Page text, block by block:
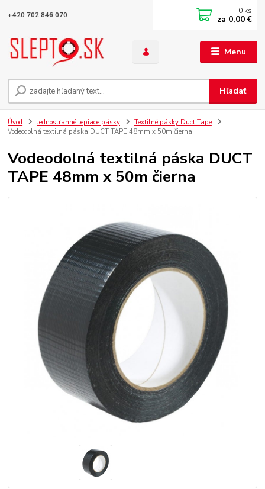
Menu
Hľadať
+420 702 846 070 0 ks
za 0,00 €
Úvod Jednostranné lepiace pásky
Textilné pásky Duct Tape
Vodeodolná textilná páska DUCT TAPE 48mm x 50m čierna
Vodeodolná textilná páska DUCT
TAPE 48mm x 50m čierna